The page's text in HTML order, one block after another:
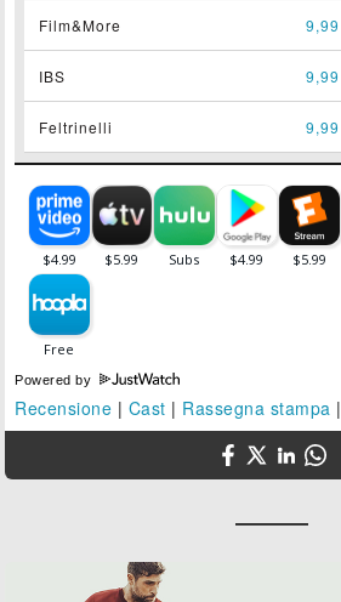
Film&More 9,99
IBS 9,99
Feltrinelli 9,99
Powered by
Recensione | Cast | Rassegna stampa |